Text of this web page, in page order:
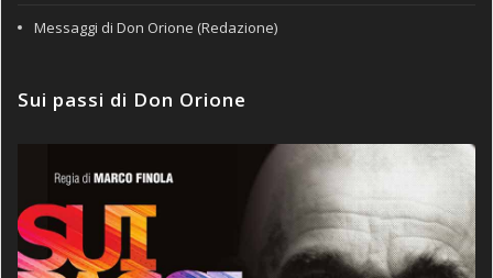
Messaggi di Don Orione (Redazione)
Sui passi di Don Orione